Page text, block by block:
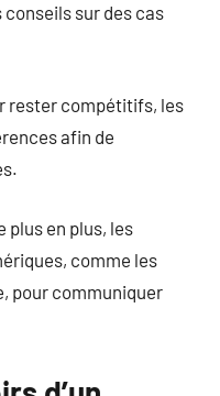
sur des cas
rester compétitifs, les
afin de
plus en plus, les
comme les
pour communiquer